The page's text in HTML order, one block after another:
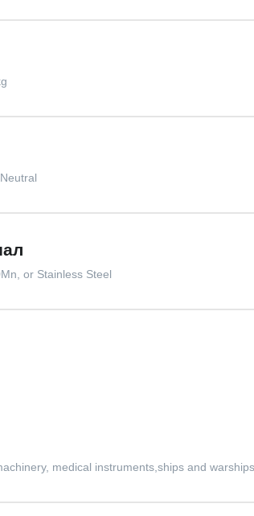
or Stainless Steel
medical instruments,ships and